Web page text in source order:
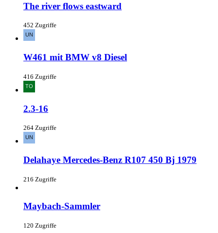
The river flows eastward
452 Zugriffe
W461 mit BMW v8 Diesel
416 Zugriffe
2.3-16
264 Zugriffe
Delahaye Mercedes-Benz R107 450 Bj 1979
216 Zugriffe
Maybach-Sammler
120 Zugriffe